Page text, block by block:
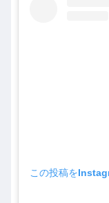
この投稿を